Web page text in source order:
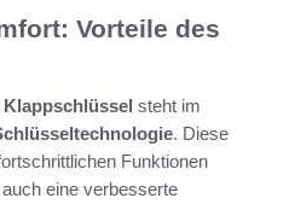
Vorteile des
steht im
. Diese
Funktionen
eine verbesserte